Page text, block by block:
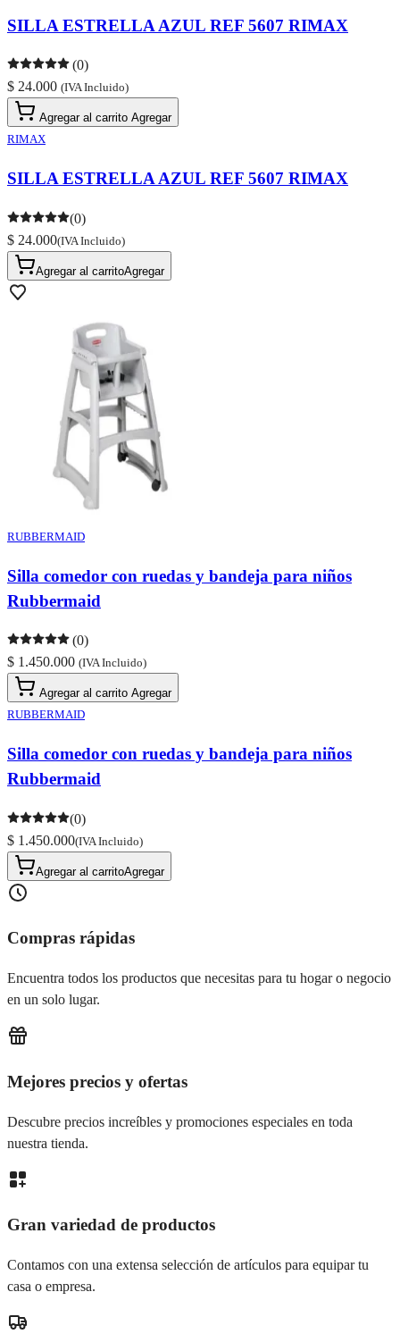
SILLA ESTRELLA AZUL REF 5607 RIMAX
(0)
$ 24.000 (IVA Incluido)
Agregar al carrito Agregar
RIMAX
SILLA ESTRELLA AZUL REF 5607 RIMAX
(0)
$ 24.000(IVA Incluido)
Agregar al carritoAgregar
RUBBERMAID
Silla comedor con ruedas y bandeja para niños
Rubbermaid
(0)
$ 1.450.000 (IVA Incluido)
Agregar al carrito Agregar
RUBBERMAID
Silla comedor con ruedas y bandeja para niños
Rubbermaid
(0)
$ 1.450.000(IVA Incluido)
Agregar al carritoAgregar
Compras rápidas
Encuentra todos los productos que necesitas para tu hogar o negocio
en un solo lugar.
Mejores precios y ofertas
Descubre precios increíbles y promociones especiales en toda
nuestra tienda.
Gran variedad de productos
Contamos con una extensa selección de artículos para equipar tu
casa o empresa.